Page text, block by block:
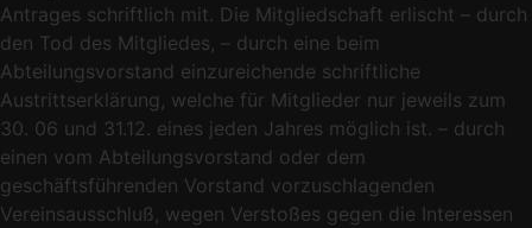
Antrages schriftlich mit. Die Mitgliedschaft erlischt – durch
den Tod des Mitgliedes, – durch eine beim
Abteilungsvorstand einzureichende schriftliche
Austrittserklärung, welche für Mitglieder nur jeweils zum
30. 06 und 31.12. eines jeden Jahres möglich ist. – durch
einen vom Abteilungsvorstand oder dem
geschäftsführenden Vorstand vorzuschlagenden
Vereinsausschluß, wegen Verstoßes gegen die Interessen